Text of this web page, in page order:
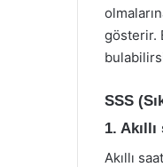
gösterir.
SSS
1.
Akıllı